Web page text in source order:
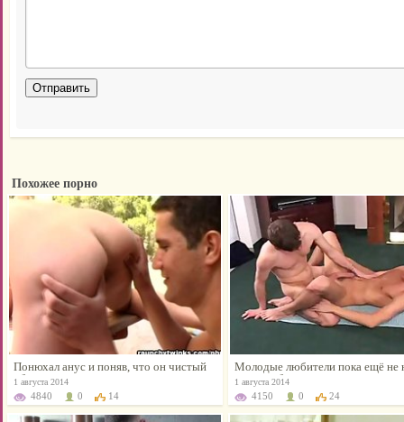
Похожее порно
Понюхал анус и поняв, что он чистый
облизал его
1 августа 2014
4840 0 14
Молодые любители пока ещё не
свою любимую позу
1 августа 2014
4150 0 24